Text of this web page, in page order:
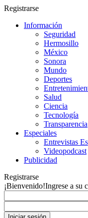
Registrarse
Información
Seguridad
Hermosillo
México
Sonora
Mundo
Deportes
Salud
Ciencia
Tecnología
Transparencia
Especiales
Entrevistas
Videopodcast
Publicidad
Registrarse
¡Bienvenido!Ingrese a su